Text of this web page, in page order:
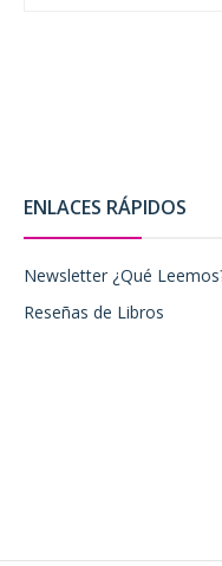
ENLACES RÁPIDOS
Newsletter ¿Qué
Reseñas de Libros